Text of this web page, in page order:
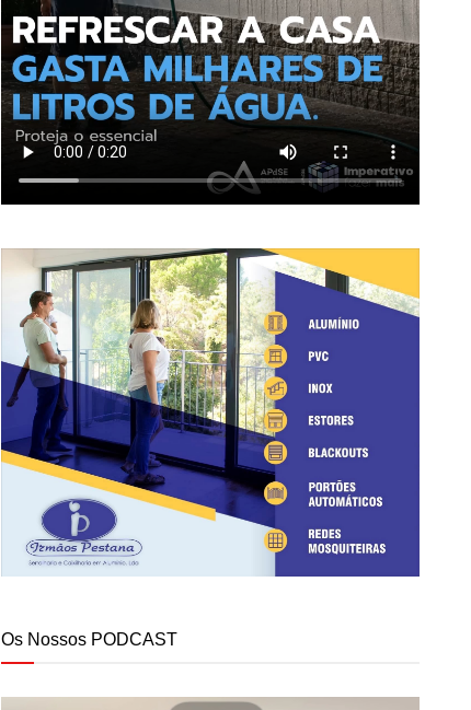
Os Nossos PODCAST